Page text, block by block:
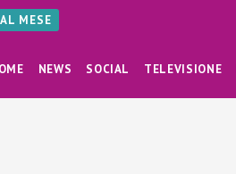
MESE
NEWS SOCIAL TELEVISIONE